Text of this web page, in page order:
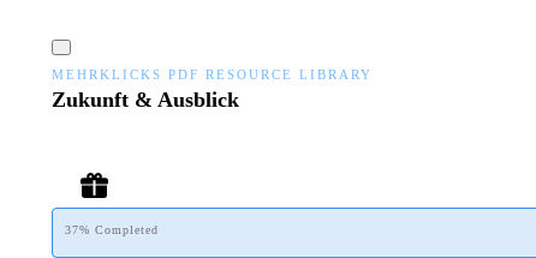
MEHRKLICKS PDF RESOURCE LIBRARY
Zukunft & Ausblick
37% Completed